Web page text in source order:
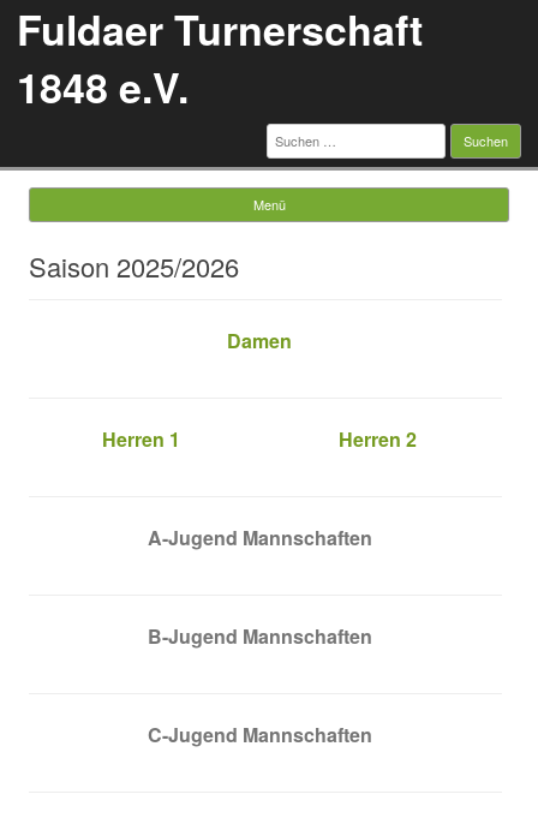
Fuldaer Turnerschaft
1848 e.V.
Suchen
nach:
Menü
Saison 2025/2026
Damen
Herren 1 Herren 2
A-Jugend Mannschaften
B-Jugend Mannschaften
C-Jugend Mannschaften